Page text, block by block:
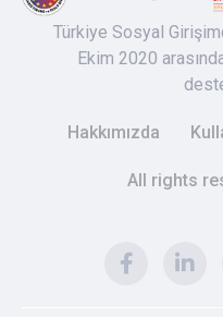
Türkiye Sosyal
Ekim 2020
Hakkımızda
All rights